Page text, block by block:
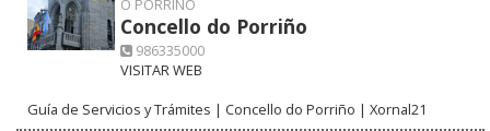
O PORRIÑO
Concello do Porriño
986335000
VISITAR WEB
Guía de Servicios y Trámites | Concello do Porriño | Xornal21